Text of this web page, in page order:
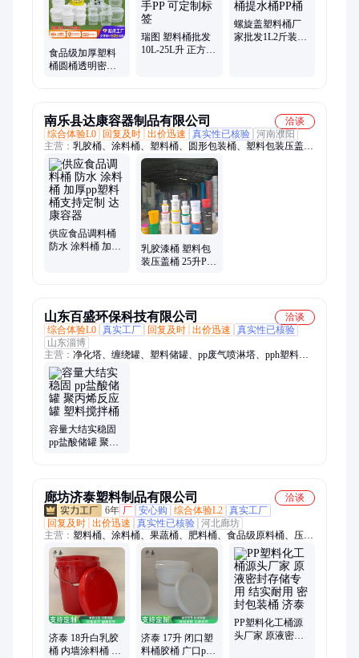
装桶、透明塑料桶
食品级加厚塑料
桶圆桶透明密封
瑞图 塑料桶批发
10L-25L升 正方形
螺旋盖塑料桶厂
家批发1L2斤装油
南乐县达康容器制品有限公司
洽谈
综合体验L0
回复及时 出价迅速 真实性已核验 河南濮阳
主营： 乳胶桶、涂料桶、塑料桶、圆形包装桶、塑料包装压盖
桶、防水涂料
供应食品调料桶
防水 涂料桶 加厚
乳胶漆桶 塑料包
装压盖桶 25升PP
山东百盛环保科技有限公司
洽谈
综合体验L0 真实工厂 回复及时 出价迅速
真实性已核验
山东淄博
主营： 净化塔、缠绕罐、塑料储罐、pp废气喷淋塔、pph塑料卧
式储罐、pph缠绕罐、pph储罐、pp罐、聚丙烯储罐、酸洗罐、搅
拌罐
容量大结实稳固
pp盐酸储罐 聚丙
廊坊济泰塑料制品有限公司
洽谈
6年 厂 安心购 综合体验L2 真实工厂
回复及时 出价迅速 真实性已核验 河北廊坊
主营： 塑料桶、涂料桶、果蔬桶、肥料桶、食品级原料桶、压口
塑料桶、胶水桶、化工桶、圆形小塑料桶、广口pp桶、手提注塑
圆桶、黄油桶、内墙涂料桶、大口径塑料桶、密封包装桶带盖、
加厚食品级塑料桶、密封包装塑料桶、压盖塑料圆桶、PP化工包
装塑料桶、食品涂料桶、水性油漆塑料桶、注塑包装桶、塑料涂
料桶、圆桶油漆桶、白色塑料桶
济泰 18升白乳胶
桶 内墙涂料桶 防
济泰 17升 闭口塑
料桶胶桶 广口pp
PP塑料化工桶源
头厂家 原液密封